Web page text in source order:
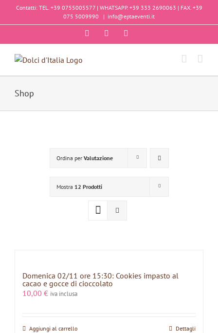
SaltaContatti: TEL. +39 0755005577 | WHATSAPP. +39 333 2690063 | FAX. +39
075 5009990
| info@eptaeventi.it
FacebookInstagram
Shop
Ordina per Valutazione
Mostra 12 Prodotti
Domenica 02/11 ore 15:30: Cookies impasto al
cacao e gocce di cioccolato
10,00 € iva inclusa
Aggiungi al carrello Dettagli